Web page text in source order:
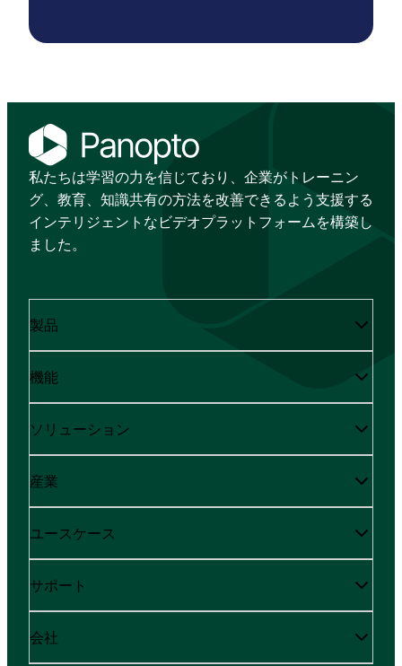
私たちは学習の力を信じており、企業がトレーニン
グ、教育、知識共有の方法を改善できるよう支援する
インテリジェントなビデオプラットフォームを構築し
ました。
製品
機能
ソリューション
産業
ユースケース
サポート
会社